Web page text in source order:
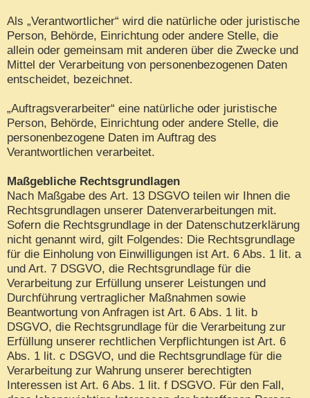
Als „Verantwortlicher“ wird die natürliche oder juristische
Person, Behörde, Einrichtung oder andere Stelle, die
allein oder gemeinsam mit anderen über die Zwecke und
Mittel der Verarbeitung von personenbezogenen Daten
entscheidet, bezeichnet.
„Auftragsverarbeiter“ eine natürliche oder juristische
Person, Behörde, Einrichtung oder andere Stelle, die
personenbezogene Daten im Auftrag des
Verantwortlichen verarbeitet.
Maßgebliche Rechtsgrundlagen
Nach Maßgabe des Art. 13 DSGVO teilen wir Ihnen die
Rechtsgrundlagen unserer Datenverarbeitungen mit.
Sofern die Rechtsgrundlage in der Datenschutzerklärung
nicht genannt wird, gilt Folgendes: Die Rechtsgrundlage
für die Einholung von Einwilligungen ist Art. 6 Abs. 1 lit. a
und Art. 7 DSGVO, die Rechtsgrundlage für die
Verarbeitung zur Erfüllung unserer Leistungen und
Durchführung vertraglicher Maßnahmen sowie
Beantwortung von Anfragen ist Art. 6 Abs. 1 lit. b
DSGVO, die Rechtsgrundlage für die Verarbeitung zur
Erfüllung unserer rechtlichen Verpflichtungen ist Art. 6
Abs. 1 lit. c DSGVO, und die Rechtsgrundlage für die
Verarbeitung zur Wahrung unserer berechtigten
Interessen ist Art. 6 Abs. 1 lit. f DSGVO. Für den Fall,